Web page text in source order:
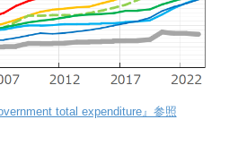
total expenditure』参照